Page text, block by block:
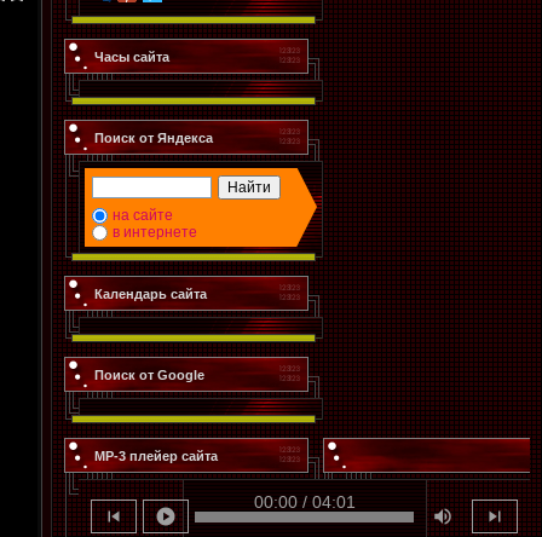
Часы сайта
Поиск от Яндекса
на сайте
в интернете
Календарь сайта
Поиск от Google
MP-3 плейер сайта
skip_previous play_circle
00:00 / 04:01
volume_up skip_next